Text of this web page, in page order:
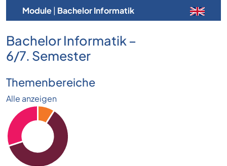
Module| Bachelor Informatik
Bachelor Informatik –
6/7. Semester
Themenbereiche
Alle anzeigen